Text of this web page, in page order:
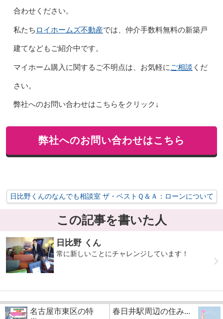
合わせください。
私たち ロイホームズ不動産では、仲介手数料無料の新築戸
建てなどもご紹介中です。
マイホーム購入に関するご不明点は、お気軽に ご相談 くだ
さい。
弊社へのお問い合わせはこちらをクリック↓
弊社へのお問い合わせはこちら
日比野くんのなんでも相談室 ザ・ベストＱ＆Ａ：ローンについて
この記事を書いた人
日比野 くん
常に新しいことにチャレンジしています！
名古屋市東区の特
春日井駅周辺の住み...